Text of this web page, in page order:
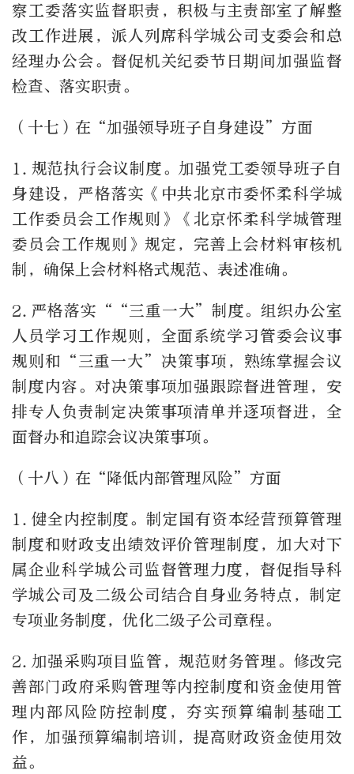
察工委落实监督职责，积极与主责部室了解整
改工作进展，派人列席科学城公司支委会和总
经理办公会。督促机关纪委节日期间加强监督
检查、落实职责。
（十七）在“加强领导班子自身建设”方面
1. 规范执行会议制度。加强党工委领导班子自
身建设，严格落实《中共北京市委怀柔科学城
工作委员会工作规则》《北京怀柔科学城管理
委员会工作规则》规定，完善上会材料审核机
制，确保上会材料格式规范、表述准确。
2. 严格落实““三重一大”制度。组织办公室
人员学习工作规则，全面系统学习管委会议事
规则和“三重一大”决策事项，熟练掌握会议
制度内容。对决策事项加强跟踪督进管理，安
排专人负责制定决策事项清单并逐项督进，全
面督办和追踪会议决策事项。
（十八）在“降低内部管理风险”方面
1. 健全内控制度。制定国有资本经营预算管理
制度和财政支出绩效评价管理制度，加大对下
属企业科学城公司监督管理力度，督促指导科
学城公司及二级公司结合自身业务特点，制定
专项业务制度，优化二级子公司章程。
2. 加强采购项目监管，规范财务管理。修改完
善部门政府采购管理等内控制度和资金使用管
理内部风险防控制度，夯实预算编制基础工
作，加强预算编制培训，提高财政资金使用效
益。